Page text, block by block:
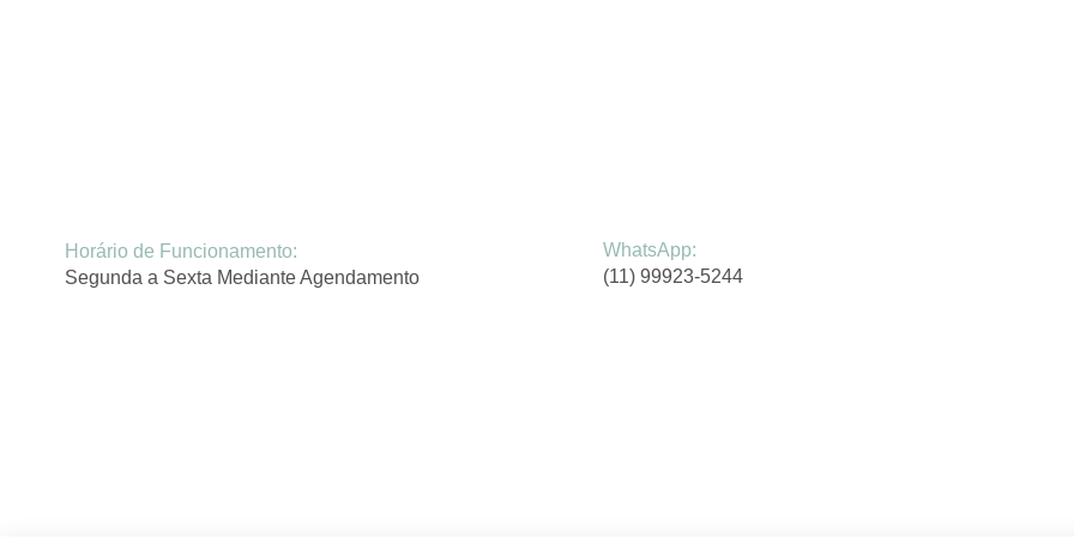
Horário de Funcionamento:
Segunda a Sexta Mediante Agendamento
WhatsApp:
(11) 99923-5244